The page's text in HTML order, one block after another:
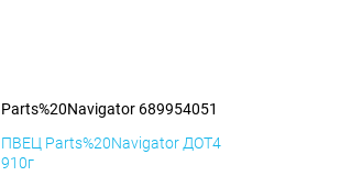
Parts%20Navigator 689954051
ПВЕЦ Parts%20Navigator ДОТ4
910г